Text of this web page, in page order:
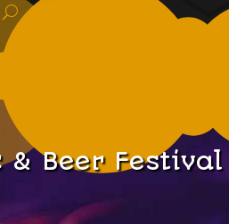
& Beer Festival